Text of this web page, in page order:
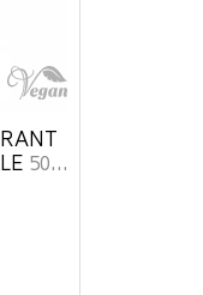
50...